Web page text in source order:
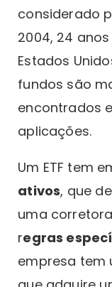
considerado
2004, 24
Estados
fundos são
encontrados
aplicações.
Um ETF tem
ativos, que
uma
regras
empresa tem